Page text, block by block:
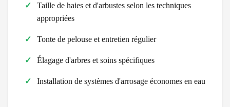
Taille de haies et d'arbustes selon les techniques
appropriées
Tonte de pelouse et entretien régulier
Élagage d'arbres et soins spécifiques
Installation de systèmes d'arrosage économes en eau